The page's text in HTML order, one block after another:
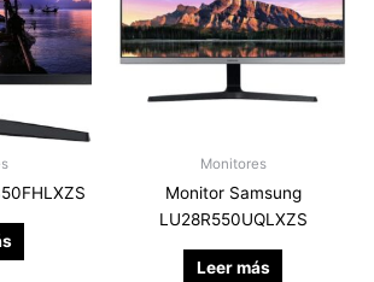
Monitores
Monitor Samsung
LU28R550UQLXZS
Leer más